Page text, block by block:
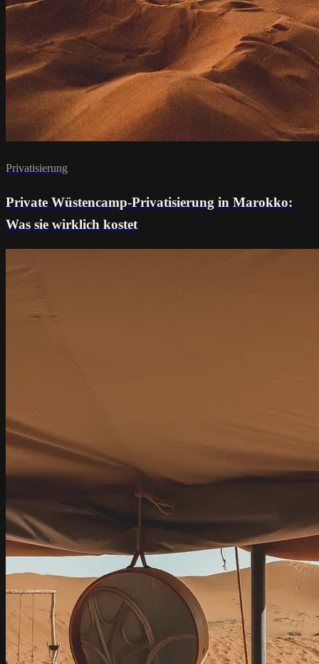
Privatisierung
Private Wüstencamp-Privatisierung in Marokko:
Was sie wirklich kostet